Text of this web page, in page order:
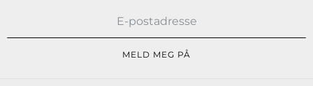
MELD MEG PÅ